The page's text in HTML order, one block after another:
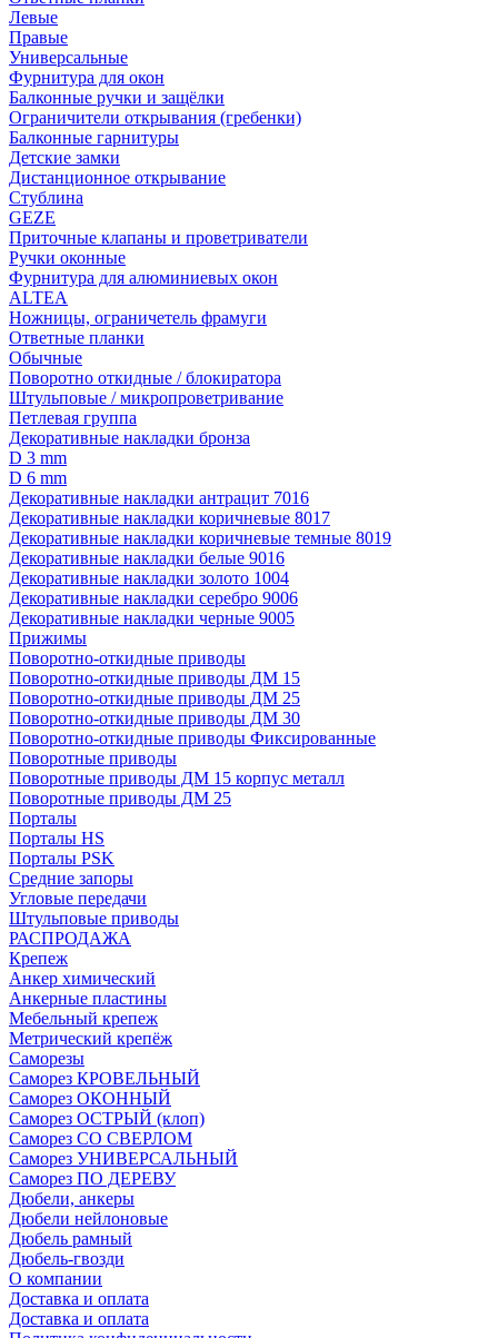
Левые
Правые
Универсальные
Фурнитура для окон
Балконные ручки и защёлки
Ограничители открывания (гребенки)
Балконные гарнитуры
Детские замки
Дистанционное открывание
Стублина
GEZE
Приточные клапаны и проветриватели
Ручки оконные
Фурнитура для алюминиевых окон
ALTEA
Ножницы, ограничетель фрамуги
Ответные планки
Обычные
Поворотно откидные / блокиратора
Штульповые / микропроветривание
Петлевая группа
Декоративные накладки бронза
D 3 mm
D 6 mm
Декоративные накладки антрацит 7016
Декоративные накладки коричневые 8017
Декоративные накладки коричневые темные 8019
Декоративные накладки белые 9016
Декоративные накладки золото 1004
Декоративные накладки серебро 9006
Декоративные накладки черные 9005
Прижимы
Поворотно-откидные приводы
Поворотно-откидные приводы ДМ 15
Поворотно-откидные приводы ДМ 25
Поворотно-откидные приводы ДМ 30
Поворотно-откидные приводы Фиксированные
Поворотные приводы
Поворотные приводы ДМ 15 корпус металл
Поворотные приводы ДМ 25
Порталы
Порталы HS
Порталы PSK
Средние запоры
Угловые передачи
Штульповые приводы
РАСПРОДАЖА
Крепеж
Анкер химический
Анкерные пластины
Мебельный крепеж
Метрический крепёж
Саморезы
Саморез КРОВЕЛЬНЫЙ
Саморез ОКОННЫЙ
Саморез ОСТРЫЙ (клоп)
Саморез СО СВЕРЛОМ
Саморез УНИВЕРСАЛЬНЫЙ
Саморез ПО ДЕРЕВУ
Дюбели, анкеры
Дюбели нейлоновые
Дюбель рамный
Дюбель-гвозди
О компании
Доставка и оплата
Доставка и оплата